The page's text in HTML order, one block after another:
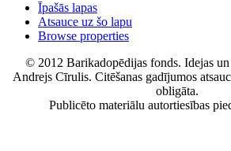
Īpašās lapas
Atsauce uz šo lapu
Browse properties
© 2012 Barikadopēdijas fonds. Idejas un
Andrejs Cīrulis. Citēšanas gadījumos
obligāta.
Publicēto materiālu autortiesības